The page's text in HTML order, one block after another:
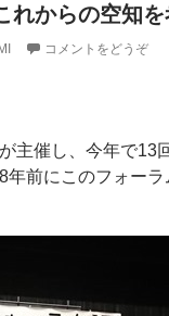
からの空知を
コメントをどうぞ
が主催し、今年で13
年前にこのフォー